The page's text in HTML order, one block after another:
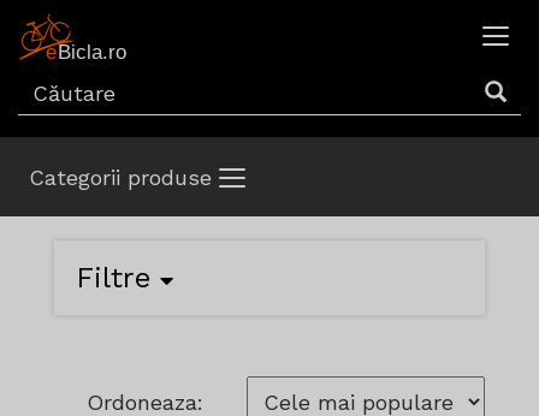
Categorii produse
Filtre
Ordoneaza: